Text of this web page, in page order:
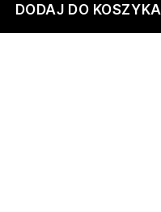
DODAJ DO KOSZYKA